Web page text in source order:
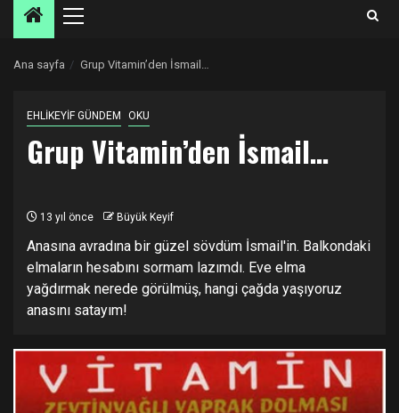
Primary
Ana sayfa Grup Vitamin’den İsmail…
EHLİKEYİF GÜNDEM OKU
Grup Vitamin’den İsmail…
13 yıl önce Büyük Keyif
Anasına avradına bir güzel sövdüm İsmail'in. Balkondaki
elmaların hesabını sormam lazımdı. Eve elma
yağdırmak nerede görülmüş, hangi çağda yaşıyoruz
anasını satayım!